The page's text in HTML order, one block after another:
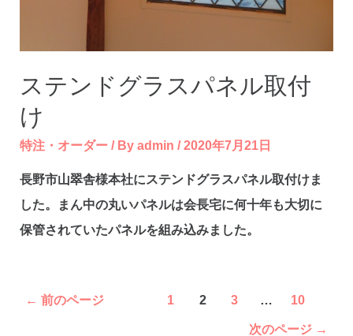
ステンドグラスパネル取付
け
特注・オーダー/ By admin / 2020年7月21日
長野市山翠舎様本社にステンドグラスパネル取付けま
した。まん中の丸いパネルは会長宅に何十年も大切に
保管されていたパネルを組み込みました。
← 前のページ 1 2 3 … 10
次のページ →